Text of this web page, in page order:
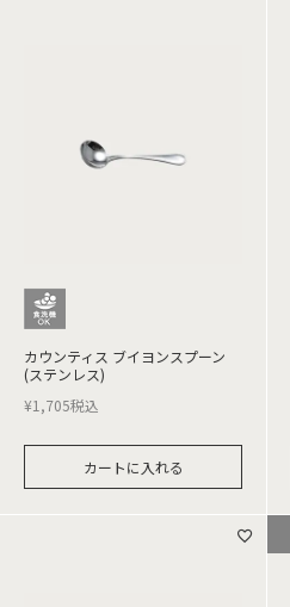
カウンティス ブイヨンスプーン
(ステンレス)
¥1,705税込
カートに入れる